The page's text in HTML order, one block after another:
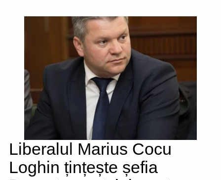
Liberalul Marius Cocu
Loghin țințește șefia